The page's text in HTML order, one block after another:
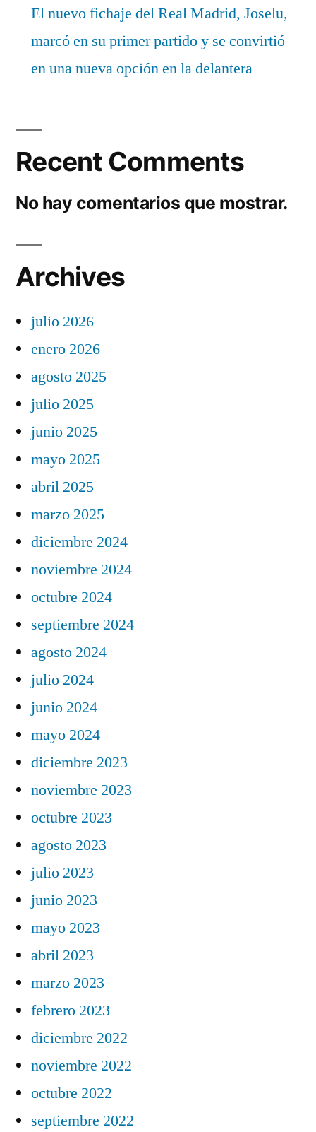
El nuevo fichaje del Real Madrid, Joselu,
marcó en su primer partido y se convirtió
en una nueva opción en la delantera
Recent Comments
No hay comentarios que mostrar.
Archives
julio 2026
enero 2026
agosto 2025
julio 2025
junio 2025
mayo 2025
abril 2025
marzo 2025
diciembre 2024
noviembre 2024
octubre 2024
septiembre 2024
agosto 2024
julio 2024
junio 2024
mayo 2024
diciembre 2023
noviembre 2023
octubre 2023
agosto 2023
julio 2023
junio 2023
mayo 2023
abril 2023
marzo 2023
febrero 2023
diciembre 2022
noviembre 2022
octubre 2022
septiembre 2022